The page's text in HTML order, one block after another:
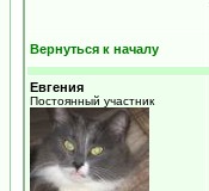
Вернуться к началу
Евгения
Постоянный участник